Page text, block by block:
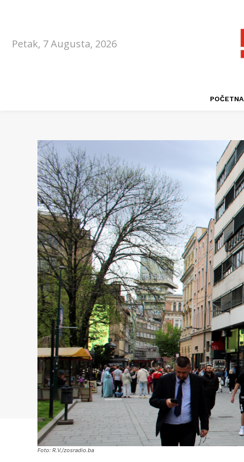
Petak, 7 Augusta, 2026
POČETNA
Foto: R.V./zosradio.ba